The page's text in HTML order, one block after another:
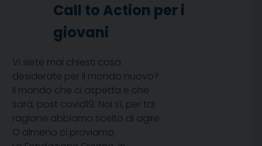
Call to Action per i
giovani
Vi siete mai chiesti cosa
desiderate per il mondo nuovo?
Il mondo che ci aspetta e che
sarà, post covid19. Noi sì, per tal
ragione abbiamo scelto di agire.
O almeno ci proviamo.